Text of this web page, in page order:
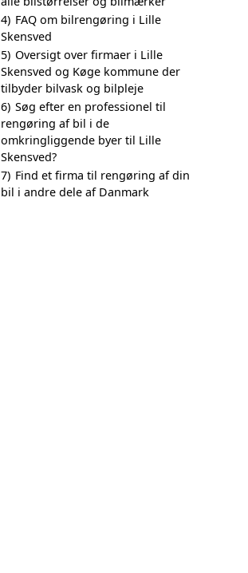
4) FAQ om bilrengøring i Lille
Skensved
5) Oversigt over firmaer i Lille
Skensved og Køge kommune der
tilbyder bilvask og bilpleje
6) Søg efter en professionel til
rengøring af bil i de
omkringliggende byer til Lille
Skensved?
7) Find et firma til rengøring af din
bil i andre dele af Danmark